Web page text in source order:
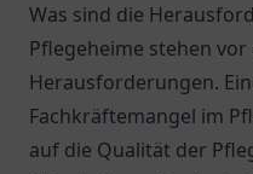
Was sind die
Pflegeheime stehen
Herausforderungen.
Fachkräftemangel im
auf die Qualität der